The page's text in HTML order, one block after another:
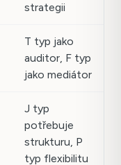
strategii
T typ jako
auditor, F typ
jako mediátor
J typ
potřebuje
strukturu, P
typ flexibilitu